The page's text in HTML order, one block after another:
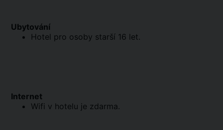
Ubytování
Hotel pro osoby starší 16 let.
Internet
Wifi v hotelu je zdarma.